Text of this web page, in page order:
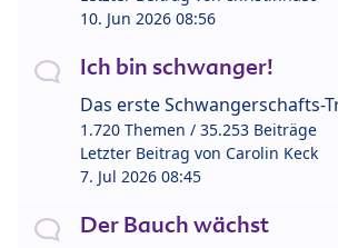
10. Jun 2026 08:56
Ich bin schwanger!
Das erste Schwangerschafts-
1.720 Themen / 35.253 Beiträge
Letzter Beitrag von Carolin Keck
7. Jul 2026 08:45
Der Bauch wächst